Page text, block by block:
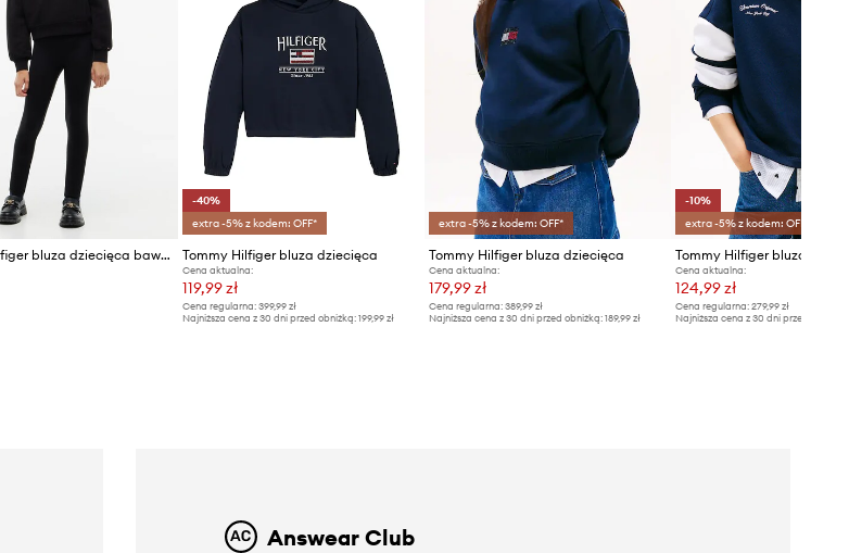
Tommy Hilfiger bluza dziecięca bawełniana
-40%
extra -5% z kodem: OFF*
Tommy Hilfiger bluza dziecięca
Cena aktualna:
119,99 zł
Cena regularna: 399,99 zł
Najniższa cena z 30 dni przed obniżką: 199,99 zł
extra -5% z kodem: OFF*
Tommy Hilfiger bluza dziecięca
Cena aktualna:
179,99 zł
Cena regularna:389,99 zł
Najniższa cena z 30 dni przed obniżką:189,99 zł
-10%
extra -5% z kodem: OFF*
Tommy Hilfiger bluza
Cena aktualna:
124,99 zł
Cena regularna: 279,99 zł
Najniższa cena z 30 dni przed obniżką:
Answear Club